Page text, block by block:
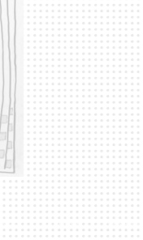
LE HANGAR